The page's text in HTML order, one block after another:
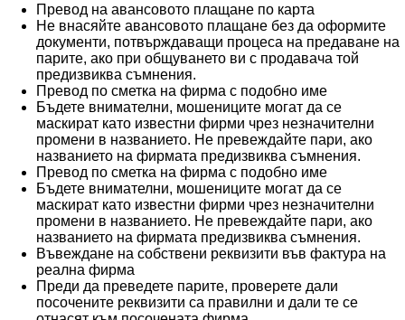
Превод на авансовото плащане по карта
Не внасяйте авансовото плащане без да оформите
документи, потвърждаващи процеса на предаване на
парите, ако при общуването ви с продавача той
предизвиква съмнения.
Превод по сметка на фирма с подобно име
Бъдете внимателни, мошениците могат да се
маскират като известни фирми чрез незначителни
промени в названието. Не превеждайте пари, ако
названието на фирмата предизвиква съмнения.
Превод по сметка на фирма с подобно име
Бъдете внимателни, мошениците могат да се
маскират като известни фирми чрез незначителни
промени в названието. Не превеждайте пари, ако
названието на фирмата предизвиква съмнения.
Въвеждане на собствени реквизити във фактура на
реална фирма
Преди да преведете парите, проверете дали
посочените реквизити са правилни и дали те се